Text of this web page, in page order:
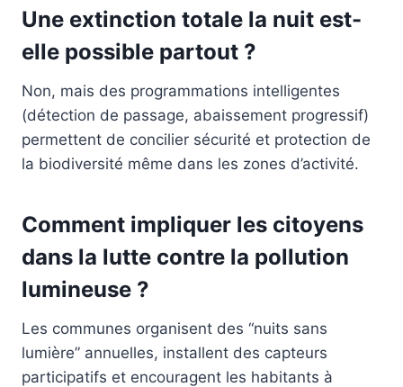
Une extinction totale la nuit est-
elle possible partout ?
Non, mais des programmations intelligentes
(détection de passage, abaissement progressif)
permettent de concilier sécurité et protection de
la biodiversité même dans les zones d’activité.
Comment impliquer les citoyens
dans la lutte contre la pollution
lumineuse ?
Les communes organisent des “nuits sans
lumière” annuelles, installent des capteurs
participatifs et encouragent les habitants à